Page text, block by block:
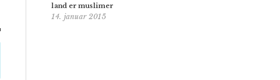
land er muslimer
14. januar 2015